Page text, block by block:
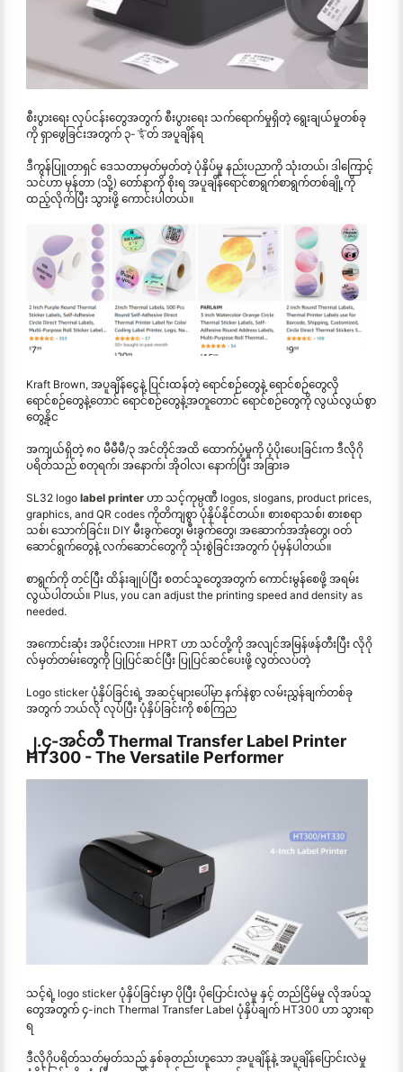
စီးပွားရေး လုပ်ငန်းတွေအတွက် စီးပွားရေး သက်ရောက်မှုရှိတဲ့ ရွေးချယ်မှုတစ်ခု
ကို ရှာဖွေခြင်းအတွက် ၃-इंတ် အပူချိန်ရ
ဒီကွန်ပြူတာရှင် ဒေသတာမှတ်မှတ်တဲ့ ပုံနှိပ်မှု နည်းပညာကို သုံးတယ်၊ ဒါကြောင့်
သင်ဟာ မှန်တာ (သို့) တော်နာကို စိုးရ အပူချိန်ရောင်စာရွက်စာရွက်တစ်ချို့ကို
ထည့်လိုက်ပြီး သွားဖို့ ကောင်းပါတယ်။
Kraft Brown, အပူချိန်ငွေနဲ့ ပြင်းထန်တဲ့ ရောင်စဉ်တွေနဲ့ ရောင်စဉ်တွေလို
ရောင်စဉ်တွေနဲ့တောင် ရောင်စဉ်တွေနဲ့အတူတောင် ရောင်စဉ်တွေကို လွယ်လွယ်စွာ
တွေ့နိုင
အကျယ်ရှိတဲ့ ၈၀ မီမီမီ/၃ အင်တိုင်အထိ ထောက်ပံ့မှုကို ပံ့ပိုးပေးခြင်းက ဒီလိုဂို
ပရိတ်သည် စတုရက်၊ အနောက်၊ အိုဝါလ၊ နောက်ပြီး အခြားခ
SL32 logo label printer ဟာ သင့်ကုမ္ပဏီ logos, slogans, product prices,
graphics, and QR codes ကိုတိကျစွာ ပုံနှိပ်နိုင်တယ်။ စားစရာသစ်၊ စားစရာ
သစ်၊ သောက်ခြင်း၊ DIY မီးခွက်တွေ၊ မီးခွက်တွေ၊ အဆောက်အအုံတွေ၊ ဝတ်
ဆောင်ရွက်တွေနဲ့ လက်ဆောင်တွေကို သုံးစွဲခြင်းအတွက် ပုံမှန်ပါတယ်။
စာရွက်ကို တင်ပြီး ထိန်းချုပ်ပြီး စတင်သူတွေအတွက် ကောင်းမွန်စေဖို့ အရမ်း
လွယ်ပါတယ်။ Plus, you can adjust the printing speed and density as
needed.
အကောင်းဆုံး အပိုင်းလား။ HPRT ဟာ သင်တို့ကို အလျင်အမြန်ဖန်တီးပြီး လိုဂို
လ်မှတ်တမ်းတွေကို ပြုပြင်ဆင်ပြီး ပြုပြင်ဆင်ပေးဖို့ လွတ်လပ်တဲ့
Logo sticker ပုံနှိပ်ခြင်းရဲ့ အဆင့်များပေါ်မှာ နက်နဲစွာ လမ်းညွှန်ချက်တစ်ခု
အတွက် ဘယ်လို လုပ်ပြီး ပုံနှိပ်ခြင်းကို စစ်ကြည
၂.၄-အင်တီ Thermal Transfer Label Printer
HT300 - The Versatile Performer
သင့်ရဲ့ logo sticker ပုံနှိပ်ခြင်းမှာ ပိုပြီး ပိုပြောင်းလဲမှု နှင့် တည်ငြိမ်မှု လိုအပ်သူ
တွေအတွက် ၄-inch Thermal Transfer Label ပုံနှိပ်ချက် HT300 ဟာ သွားရာ
ရ
ဒီလိုဂိုပရိတ်သတ်မှတ်သည် နှစ်ခုတည်းဟူသော အပူချိန်နဲ့ အပူချိန်ပြောင်းလဲမှု